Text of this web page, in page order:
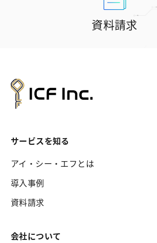
資料請求
サービスを知る
アイ・シー・エフとは
導入事例
資料請求
会社について